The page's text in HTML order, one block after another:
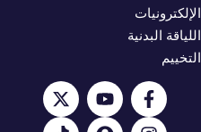
الإلكترونيات
اللياقة البدنية
التخييم